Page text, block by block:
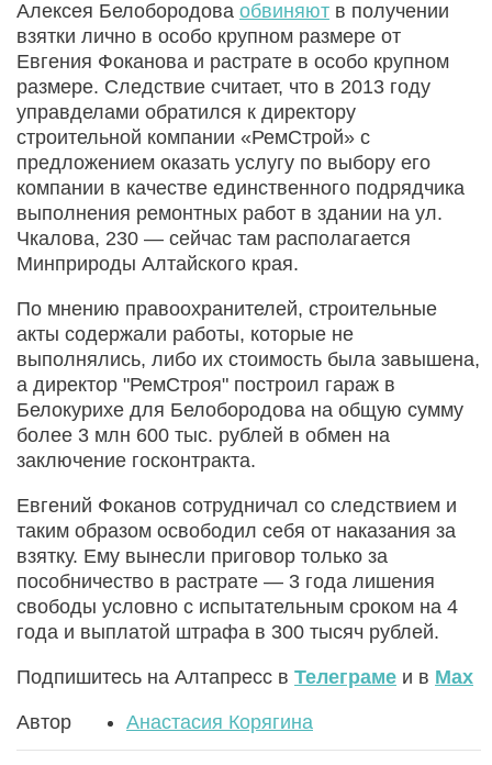
Алексея Белобородова обвиняют в получении
взятки лично в особо крупном размере от
Евгения Фоканова и растрате в особо крупном
размере. Следствие считает, что в 2013 году
управделами обратился к директору
строительной компании «РемСтрой» с
предложением оказать услугу по выбору его
компании в качестве единственного подрядчика
выполнения ремонтных работ в здании на ул.
Чкалова, 230 — сейчас там располагается
Минприроды Алтайского края.
По мнению правоохранителей, строительные
акты содержали работы, которые не
выполнялись, либо их стоимость была завышена,
а директор "РемСтроя" построил гараж в
Белокурихе для Белобородова на общую сумму
более 3 млн 600 тыс. рублей в обмен на
заключение госконтракта.
Евгений Фоканов сотрудничал со следствием и
таким образом освободил себя от наказания за
взятку. Ему вынесли приговор только за
пособничество в растрате — 3 года лишения
свободы условно с испытательным сроком на 4
года и выплатой штрафа в 300 тысяч рублей.
Подпишитесь на Алтапресс в Телеграме и в Max
Автор Анастасия Корягина